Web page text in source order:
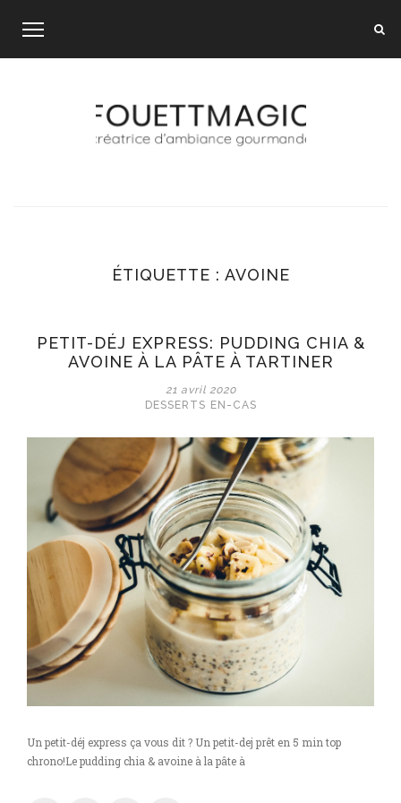
ÉTIQUETTE : AVOINE
PETIT-DÉJ EXPRESS: PUDDING CHIA &
AVOINE À LA PÂTE À TARTINER
21 avril 2020
DESSERTS EN-CAS
Un petit-déj express ça vous dit ? Un petit-dej prêt en 5 min top
chrono!Le pudding chia & avoine à la pâte à